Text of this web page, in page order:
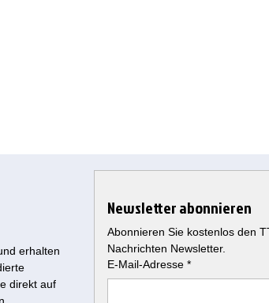
erhalten
direkt auf
Newsletter abonnieren
Abonnieren Sie kostenlos den
Nachrichten Newsletter.
E-Mail-Adresse *